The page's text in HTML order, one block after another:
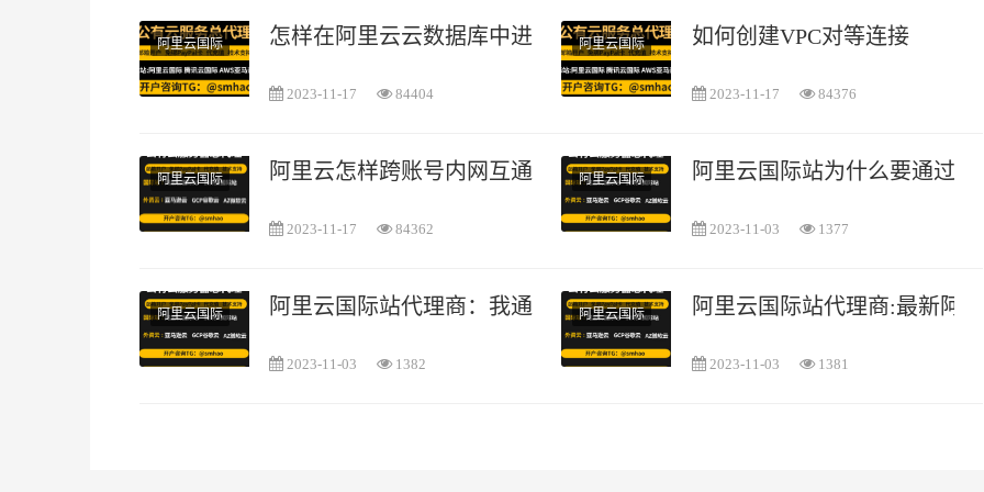
阿里云国际 怎样在阿里云云数据库中进行数据迁移
2023-11-17 84404
阿里云国际 如何创建VPC对等连接
2023-11-17 84376
阿里云国际 阿里云怎样跨账号内网互通
2023-11-17 84362
阿里云国际 阿里云国际站为什么要通过我
2023-11-03 1377
阿里云国际 阿里云国际站代理商：我通过你们邀请注册了需要支付美金嘛?
2023-11-03 1382
阿里云国际 阿里云国际站代理商:最新阿
2023-11-03 1381